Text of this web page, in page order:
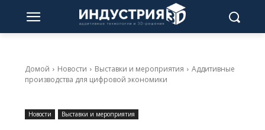
Домой Новости Выставки и мероприятия
Аддитивные
производства для цифровой экономики
Новости Выставки и мероприятия